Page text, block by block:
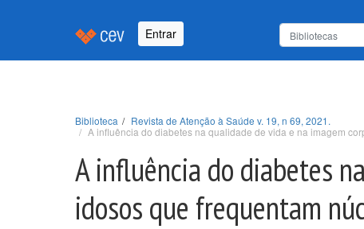
Entrar
Biblioteca
Revista de Atenção à Saúde v. 19, n 69, 2021.
A influência do diabetes na qualidade de vida e na imagem
A influência do diabetes
idosos que frequentam